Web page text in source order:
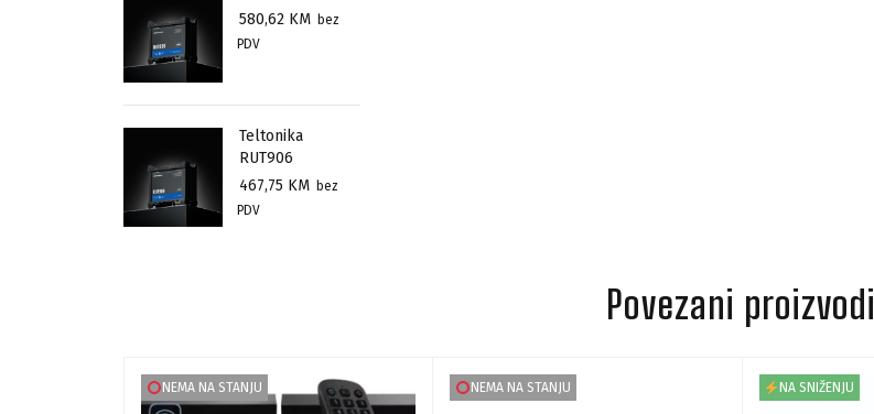
580,62 KM bez
PDV
Teltonika
RUT906
467,75 KM bez
PDV
Povezani proizvodi
NEMA NA STANJU NEMA NA STANJU NA SNIŽENJU